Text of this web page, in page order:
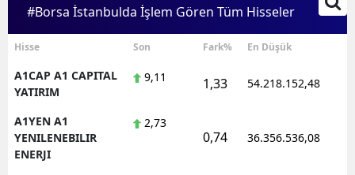
#Borsa İstanbulda İşlem Gören Tüm Hisseler
Hisse Son Fark% En Düşük
A1CAP A1 CAPITAL
YATIRIM
9,11 1,33 54.218.152,48
A1YEN A1
YENILENEBILIR
ENERJI
2,73
0,74 36.356.536,08